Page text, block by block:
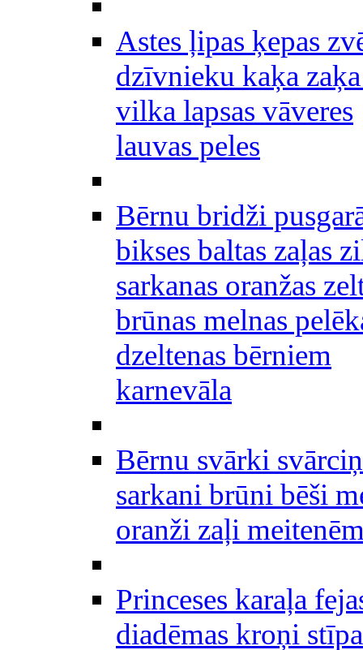
Astes ļipas ķepas
dzīvnieku kaķa
vilka lapsas vāveres
lauvas peles
Bērnu bridži
bikses baltas zaļas
sarkanas oranžas
brūnas melnas
dzeltenas bērniem
karnevāla
Bērnu svārki
sarkani brūni bēši
oranži zaļi
Princeses karaļa
diadēmas kroņi